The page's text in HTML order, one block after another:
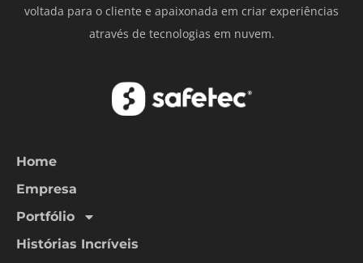
voltada para o cliente e apaixonada em criar experiências
através de tecnologias em nuvem.
Home
Empresa
Portfólio
Histórias Incríveis